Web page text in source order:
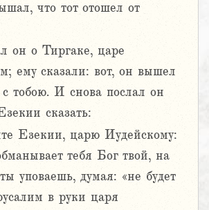
что тот отошел от
он о Тиргаке, царе
ему сказали: вот, он вышел
с тобою. И снова послал он
сказать:
Езекии, царю Иудейскому:
тебя Бог твой, на
уповаешь, думая: «не будет
в руки царя